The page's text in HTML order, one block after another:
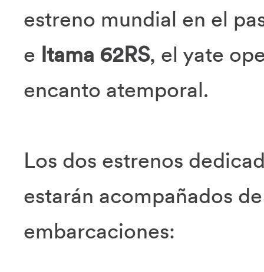
estreno mundial en el
e Itama 62RS, el yate
encanto atemporal.
Los dos estrenos
estarán acompañados
embarcaciones: